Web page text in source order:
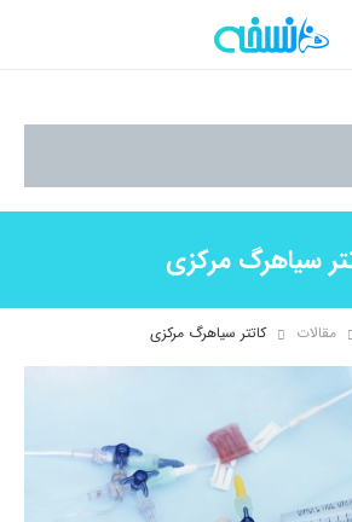
سیاهرگ مرکزی
مقالات کاتتر سیاهرگ مرکزی